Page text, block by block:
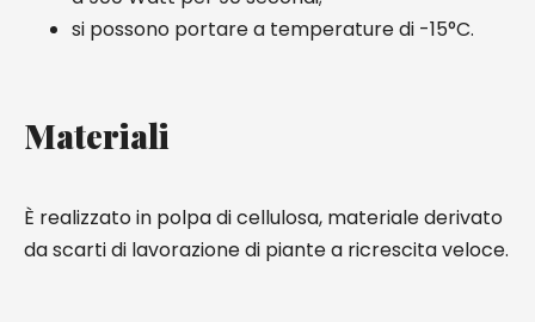
si possono portare a temperature di -15°C.
Materiali
È realizzato in polpa di cellulosa, materiale derivato
da scarti di lavorazione di piante a ricrescita veloce.